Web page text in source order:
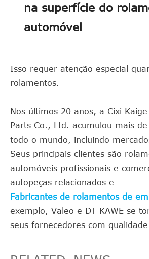
na superfície do
automóvel
Isso requer atenção especial
rolamentos.
Nos últimos 20 anos, a Cixi
Parts Co., Ltd. acumulou mais
todo o mundo, incluindo
Seus principais clientes são
automóveis profissionais e
autopeças relacionados e
Fabricantes de rolamentos de
exemplo, Valeo e DT KAWE se
seus fornecedores com